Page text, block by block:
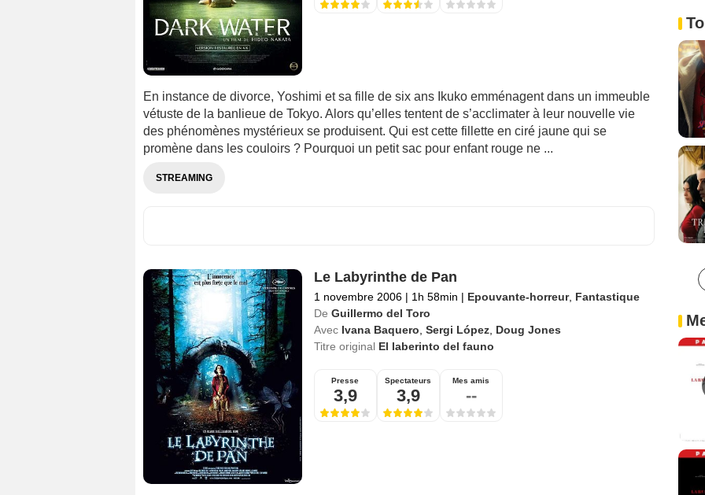
En instance de divorce, Yoshimi et sa fille de six ans Ikuko emménagent dans un immeuble
vétuste de la banlieue de Tokyo. Alors qu’elles tentent de s’acclimater à leur nouvelle vie
des phénomènes mystérieux se produisent. Qui est cette fillette en ciré jaune qui se
promène dans les couloirs ? Pourquoi un petit sac pour enfant rouge ne ...
STREAMING
Le Labyrinthe de Pan
1 novembre 2006 | 1h 58min | Epouvante-horreur, Fantastique
De Guillermo del Toro
Avec Ivana Baquero Sergi López, Doug Jones
Titre original El laberinto del fauno
Presse
3,9
Spectateurs
3,9
Mes amis
--